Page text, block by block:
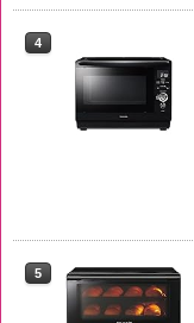
4
5